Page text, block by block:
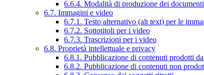
6.6.4. Modalità di produzione dei documenti
6.7. Immagini e video
6.7.1. Testo alternativo (alt text) per le
6.7.2. Sottotitoli per i video
6.7.3. Trascrizioni per i video
6.8. Proprietà intellettuale e privacy
6.8.1. Pubblicazione di contenuti prodotti
6.8.2. Pubblicazione di contenuti non